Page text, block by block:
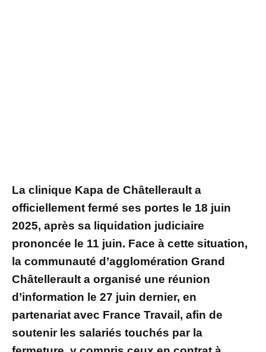
La clinique Kapa de Châtellerault a
officiellement fermé ses portes le 18 juin
2025, après sa liquidation judiciaire
prononcée le 11 juin. Face à cette situation,
la communauté d’agglomération Grand
Châtellerault a organisé une réunion
d’information le 27 juin dernier, en
partenariat avec France Travail, afin de
soutenir les salariés touchés par la